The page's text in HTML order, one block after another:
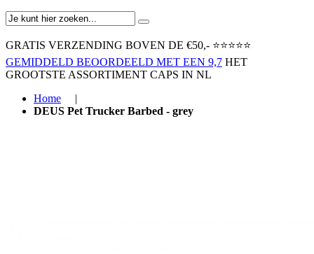
GRATIS VERZENDING BOVEN ​DE €50,-​ ⭐⭐⭐⭐⭐
GEMIDDELD BEOORDEELD MET EEN 9,7 HET
GROOTSTE ASSORTIMENT CAPS IN NL
Home
|
DEUS Pet Trucker Barbed - grey